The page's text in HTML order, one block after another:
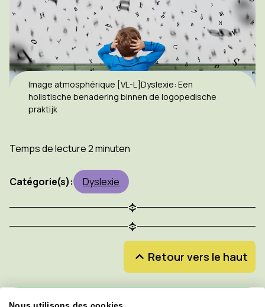
Image atmosphérique [VL-L]Dyslexie: Een
holistische benadering binnen de logopedische
praktijk
Temps de lecture 2 minuten
Catégorie(s): Dyslexie
Retour vers le haut
Nous utilisons des cookies